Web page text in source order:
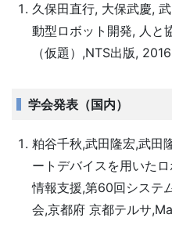
久保田直行, 大保武慶,
動型ロボット開発, 人と
（仮題）,NTS出版, 2016
学会発表（国内）
粕谷千秋,武田隆宏,武田
ートデバイスを用いた
情報支援,第60回システ
会,京都府 京都テルサ